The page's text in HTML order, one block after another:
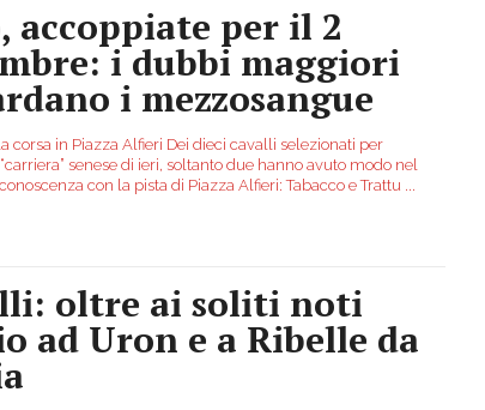
accoppiate per il 2
i dubbi maggiori
i mezzosangue
corsa in Piazza Alfieri Dei dieci cavalli selezionati per
senese di ieri, soltanto due hanno avuto modo nel
con la pista di Piazza Alfieri: Tabacco e Trattu
oltre ai soliti noti
ad Uron e a Ribelle da